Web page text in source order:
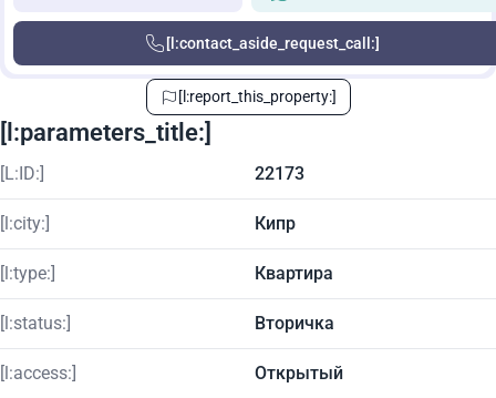
[l:contact_aside_request_call:]
[l:report_this_property:]
[l:parameters_title:]
[L:ID:] 22173
[l:city:] Кипр
[l:type:] Квартира
[l:status:] Вторичка
[l:access:] Открытый